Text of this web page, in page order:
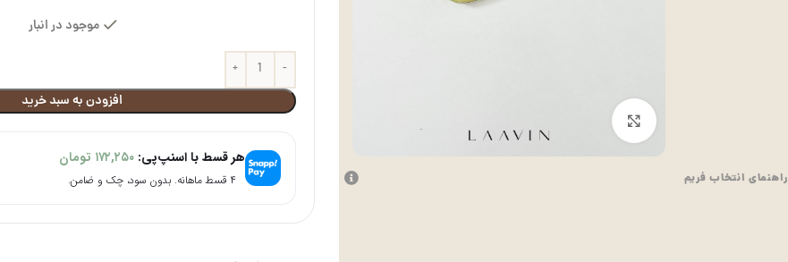
راهنمای انتخاب فریم
موجود در انبار
افزودن به سبد خرید
هر قسط با اسنپ‌پی:۱۷۲,۲۵۰ تومان
۴ قسط ماهانه. بدون سود، چک و ضامن.